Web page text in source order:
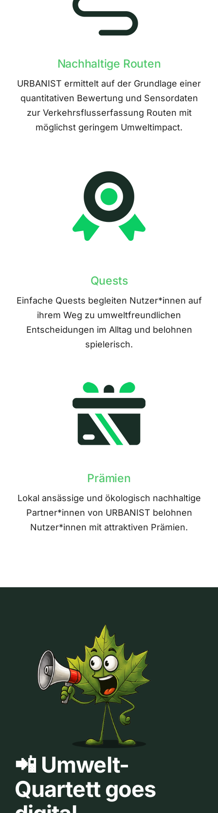
Nachhaltige Routen
URBANIST ermittelt auf der Grundlage einer
quantitativen Bewertung und Sensordaten
zur Verkehrsflusserfassung Routen mit
möglichst geringem Umweltimpact.
Quests
Einfache Quests begleiten Nutzer*innen auf
ihrem Weg zu umweltfreundlichen
Entscheidungen im Alltag und belohnen
spielerisch.
Prämien
Lokal ansässige und ökologisch nachhaltige
Partner*innen von URBANIST belohnen
Nutzer*innen mit attraktiven Prämien.
📲 Umwelt-
Quartett goes